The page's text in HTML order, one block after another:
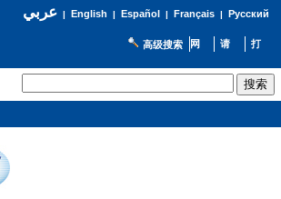
عربي| English | Español | Français| Русский
高级搜索